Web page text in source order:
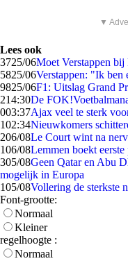
▼
Lees ook
3725/06Moet Verstappen
5825/06Verstappen: "Ik ben
9825/06F1: Uitslag Grand
214:30De
003:37Ajax veel te sterk
102:34Nieuwkomers
206/08Le Court wint na
106/08Lemmen boekt
305/08Geen Qatar en Abu
mogelijk in Europa
105/08Vollering de sterkste
Font-grootte:
Normaal
Kleiner
regelhoogte :
Normaal